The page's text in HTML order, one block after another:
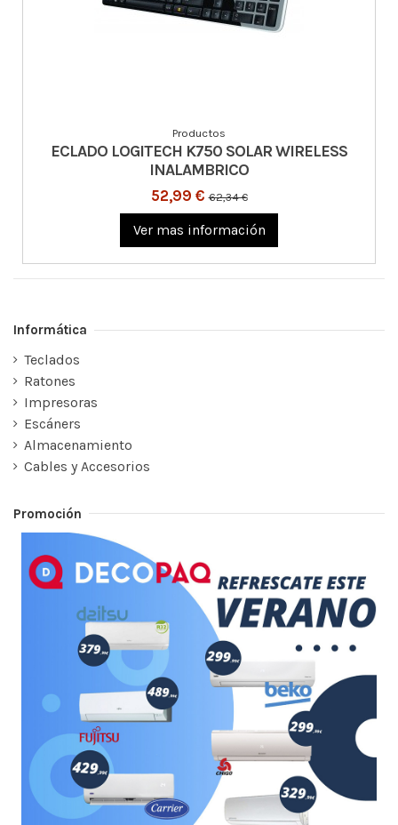
Productos
ECLADO LOGITECH K750 SOLAR WIRELESS
INALAMBRICO
52,99 €62,34 €
Ver mas información
Informática
Teclados
Ratones
Impresoras
Escáners
Almacenamiento
Cables y Accesorios
Promoción